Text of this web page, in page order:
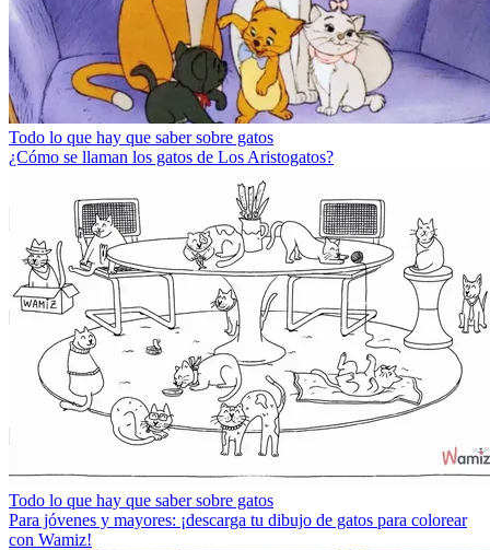
Todo lo que hay que saber sobre gatos
¿Cómo se llaman los gatos de Los Aristogatos?
Todo lo que hay que saber sobre gatos
Para jóvenes y mayores: ¡descarga tu dibujo de gatos para colorear
con Wamiz!